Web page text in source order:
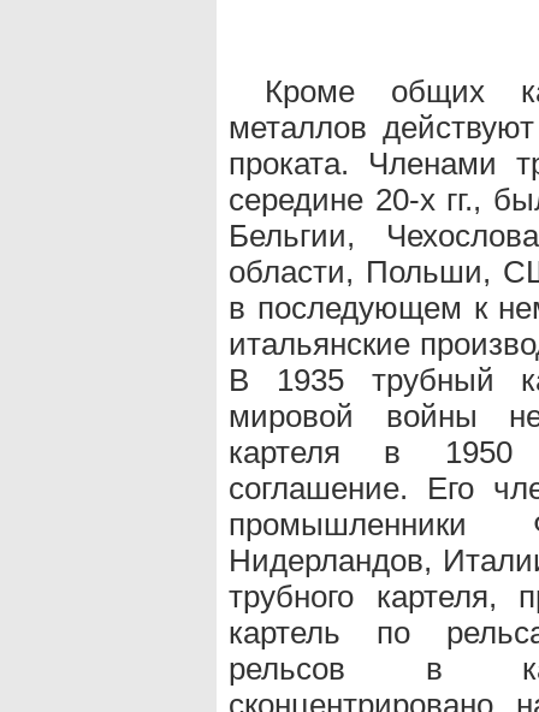
Кроме общих
металлов
проката. Членами
середине 20-х гг.,
Бельгии,
области, Польши,
в последующем к
итальянские
В 1935 трубный
мировой войны
картеля в 1950
соглашение. Его
Нидерландов,
трубного картеля,
картель по
рельсов в
сконцентрировано